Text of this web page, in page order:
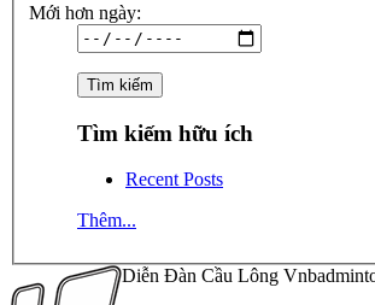
Mới hơn ngày:
Tìm kiếm hữu ích
Recent Posts
Thêm...
Diễn Đàn Cầu Lông